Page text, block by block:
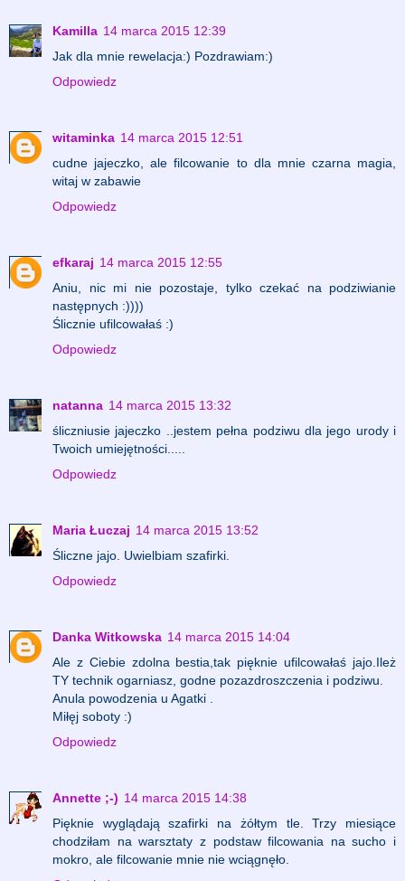
Kamilla 14 marca 2015 12:39
Jak dla mnie rewelacja:) Pozdrawiam:)
Odpowiedz
witaminka 14 marca 2015 12:51
cudne jajeczko, ale filcowanie to dla mnie czarna magia,
witaj w zabawie
Odpowiedz
efkaraj 14 marca 2015 12:55
Aniu, nic mi nie pozostaje, tylko czekać na podziwianie
następnych :))))
Ślicznie ufilcowałaś :)
Odpowiedz
natanna 14 marca 2015 13:32
śliczniusie jajeczko ..jestem pełna podziwu dla jego urody i
Twoich umiejętności.....
Odpowiedz
Maria Łuczaj 14 marca 2015 13:52
Śliczne jajo. Uwielbiam szafirki.
Odpowiedz
Danka Witkowska 14 marca 2015 14:04
Ale z Ciebie zdolna bestia,tak pięknie ufilcowałaś jajo.Ileż
TY technik ogarniasz, godne pozazdroszczenia i podziwu.
Anula powodzenia u Agatki .
Miłęj soboty :)
Odpowiedz
Annette ;-) 14 marca 2015 14:38
Pięknie wyglądają szafirki na żółtym tle. Trzy miesiące
chodziłam na warsztaty z podstaw filcowania na sucho i
mokro, ale filcowanie mnie nie wciągnęło.